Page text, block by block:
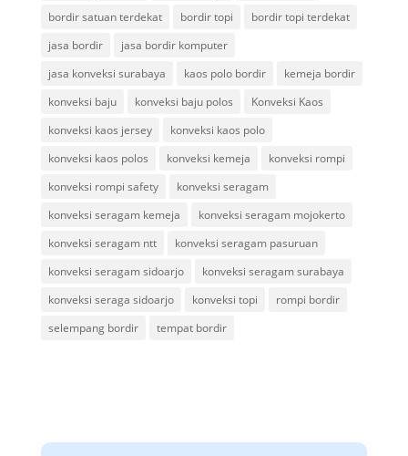
bordir satuan terdekat
bordir topi
bordir topi terdekat
jasa bordir
jasa bordir komputer
jasa konveksi surabaya
kaos polo bordir
kemeja bordir
konveksi baju
konveksi baju polos
Konveksi Kaos
konveksi kaos jersey
konveksi kaos polo
konveksi kaos polos
konveksi kemeja
konveksi rompi
konveksi rompi safety
konveksi seragam
konveksi seragam kemeja
konveksi seragam mojokerto
konveksi seragam ntt
konveksi seragam pasuruan
konveksi seragam sidoarjo
konveksi seragam surabaya
konveksi seraga sidoarjo
konveksi topi
rompi bordir
selempang bordir
tempat bordir